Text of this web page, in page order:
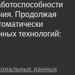
Продолжая
технологий:
данных